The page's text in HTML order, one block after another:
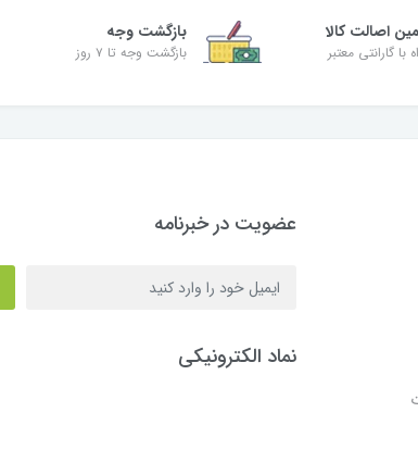
اصالت کالا
با گارانتی معتبر
بازگشت وجه
بازگشت وجه تا ۷ روز
عضویت در خبرنامه
نماد الکترونیکی